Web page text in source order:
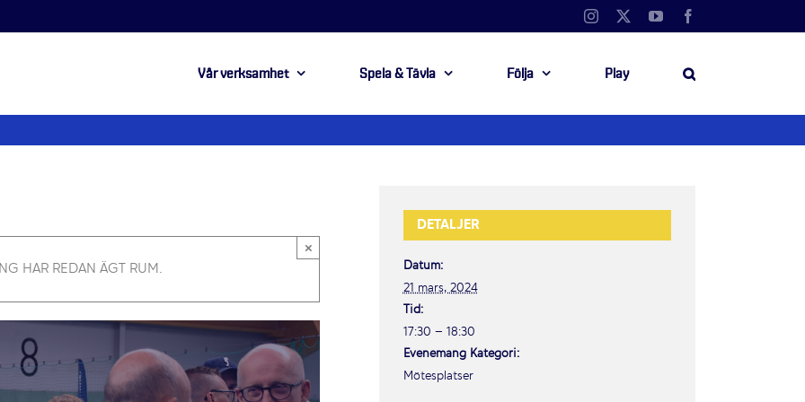
Instagram YouTube
Vår verksamhet Spela & Tävla Följa Play
HAR REDAN ÄGT RUM.
×
DETALJER
Datum:
21 mars, 2024
Tid:
17:30 – 18:30
Evenemang Kategori:
Mötesplatser